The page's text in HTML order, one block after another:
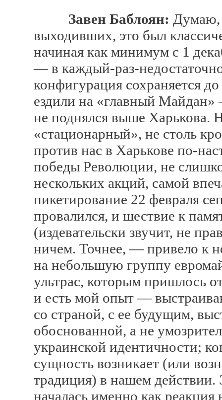
Завен Баблоян: Думаю,
выходивших, это был
начиная как минимум с 1
— в каждый-раз-
конфигурация сохраняется
ездили на «главный
не поднялся выше
«стационарный», не столь
против нас в Харькове по-
победы Революции, не
нескольких акций, самой
пикетирование 22 февраля
провалился, и шествие к
(издевательски звучит, не
ничем. Точнее, — привело к
на небольшую группу
ультрас, которым пришлось
и есть мой опыт —
со страной, с ее будущим,
обоснованной, а не
украинской идентичности;
сущность возникает (или
традиция) в нашем действии.
началась именно как реакция